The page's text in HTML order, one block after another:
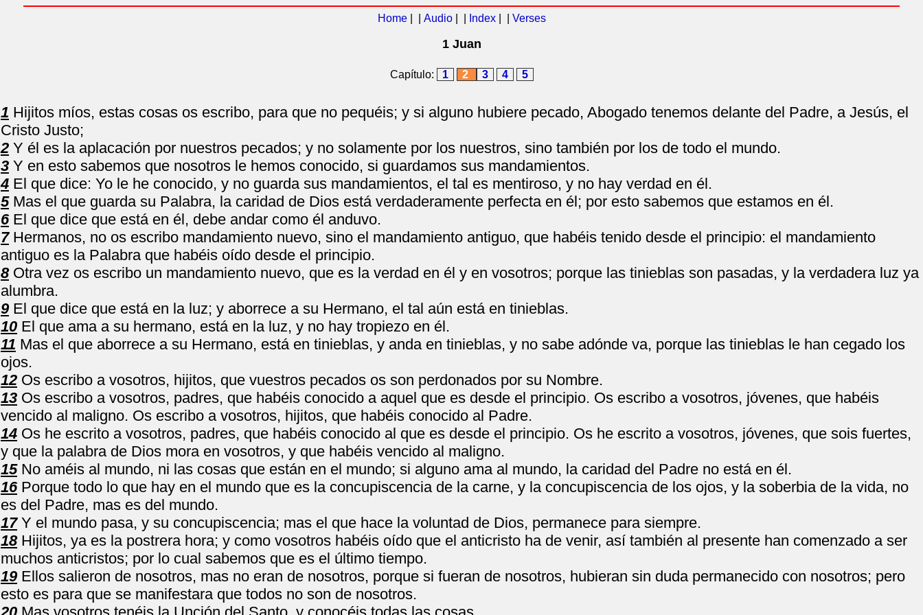
Home| | Audio| | Index| | Verses
1 Juan
Capítulo: 1 2 3 4 5
1 Hijitos míos, estas cosas os escribo, para que no pequéis; y si alguno hubiere pecado, Abogado tenemos delante del Padre, a Jesús, el
Cristo Justo;
2 Y él es la aplacación por nuestros pecados; y no solamente por los nuestros, sino también por los de todo el mundo.
3 Y en esto sabemos que nosotros le hemos conocido, si guardamos sus mandamientos.
4 El que dice: Yo le he conocido, y no guarda sus mandamientos, el tal es mentiroso, y no hay verdad en él.
5Mas el que guarda su Palabra, la caridad de Dios está verdaderamente perfecta en él; por esto sabemos que estamos en él.
6El que dice que está en él, debe andar como él anduvo.
7Hermanos, no os escribo mandamiento nuevo, sino el mandamiento antiguo, que habéis tenido desde el principio: el mandamiento
antiguo es la Palabra que habéis oído desde el principio.
8Otra vez os escribo un mandamiento nuevo, que es la verdad en él y en vosotros; porque las tinieblas son pasadas, y la verdadera luz ya
alumbra.
9El que dice que está en la luz; y aborrece a su Hermano, el tal aún está en tinieblas.
10 El que ama a su hermano, está en la luz, y no hay tropiezo en él.
11 Mas el que aborrece a su Hermano, está en tinieblas, y anda en tinieblas, y no sabe adónde va, porque las tinieblas le han cegado los
ojos.
12 Os escribo a vosotros, hijitos, que vuestros pecados os son perdonados por su Nombre.
13 Os escribo a vosotros, padres, que habéis conocido a aquel que es desde el principio. Os escribo a vosotros, jóvenes, que habéis
vencido al maligno. Os escribo a vosotros, hijitos, que habéis conocido al Padre.
14 Os he escrito a vosotros, padres, que habéis conocido al que es desde el principio. Os he escrito a vosotros, jóvenes, que sois fuertes,
y que la palabra de Dios mora en vosotros, y que habéis vencido al maligno.
15No améis al mundo, ni las cosas que están en el mundo; si alguno ama al mundo, la caridad del Padre no está en él.
16Porque todo lo que hay en el mundo que es la concupiscencia de la carne, y la concupiscencia de los ojos, y la soberbia de la vida, no
es del Padre, mas es del mundo.
17Y el mundo pasa, y su concupiscencia; mas el que hace la voluntad de Dios, permanece para siempre.
18Hijitos, ya es la postrera hora; y como vosotros habéis oído que el anticristo ha de venir, así también al presente han comenzado a ser
muchos anticristos; por lo cual sabemos que es el último tiempo.
19Ellos salieron de nosotros, mas no eran de nosotros, porque si fueran de nosotros, hubieran sin duda permanecido con nosotros; pero
esto es para que se manifestara que todos no son de nosotros.